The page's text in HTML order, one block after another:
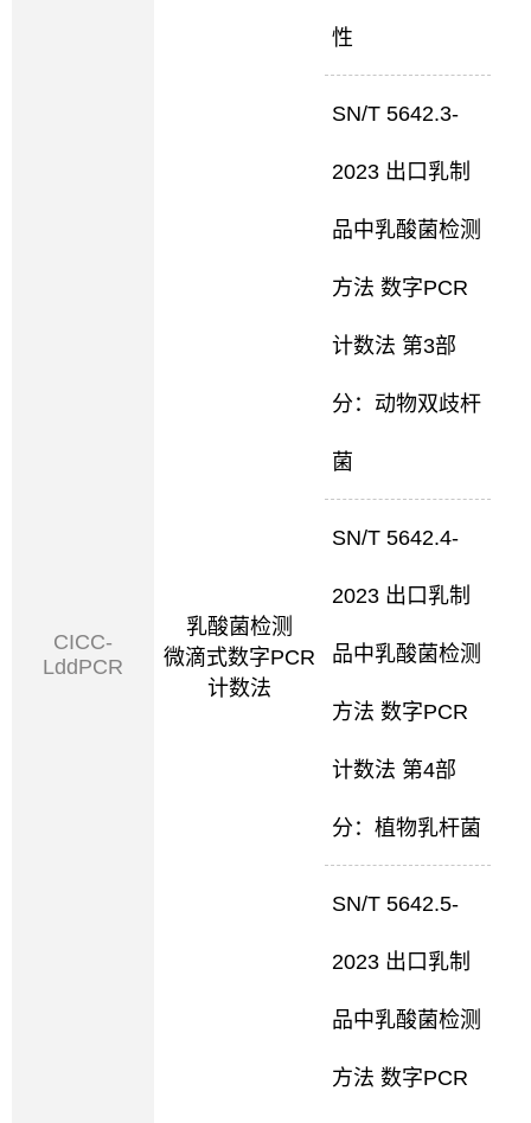
CICC-
LddPCR
乳酸菌检测
微滴式数字PCR
计数法
性
SN/T 5642.3-
2023 出口乳制
品中乳酸菌检测
方法 数字PCR
计数法 第3部
分：动物双歧杆
菌
SN/T 5642.4-
2023 出口乳制
品中乳酸菌检测
方法 数字PCR
计数法 第4部
分：植物乳杆菌
SN/T 5642.5-
2023 出口乳制
品中乳酸菌检测
方法 数字PCR